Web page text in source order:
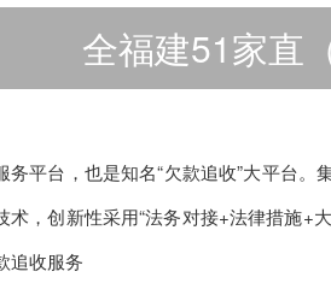
全福建51家直
平台，也是知名“欠款追收”大平台
，创新性采用“法务对接+法律措施+
追收服务